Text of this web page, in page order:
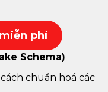
phí
Schema)
chuẩn hoá các